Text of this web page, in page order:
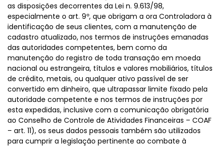
as disposições decorrentes da Lei n. 9.613/98,
especialmente o art. 9º, que obrigam a ora Controladora à
identificação de seus clientes, com a manutenção de
cadastro atualizado, nos termos de instruções emanadas
das autoridades competentes, bem como da
manutenção do registro de toda transação em moeda
nacional ou estrangeira, títulos e valores mobiliários, títulos
de crédito, metais, ou qualquer ativo passível de ser
convertido em dinheiro, que ultrapassar limite fixado pela
autoridade competente e nos termos de instruções por
esta expedidas, inclusive com a comunicação obrigatória
ao Conselho de Controle de Atividades Financeiras – COAF
– art. 11), os seus dados pessoais também são utilizados
para cumprir a legislação pertinente ao combate à